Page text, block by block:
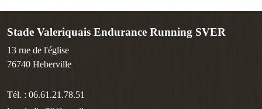
Stade Valeriquais Endurance Running SVER
13 rue de l'église
76740 Heberville
Tél. : 06.61.21.78.51